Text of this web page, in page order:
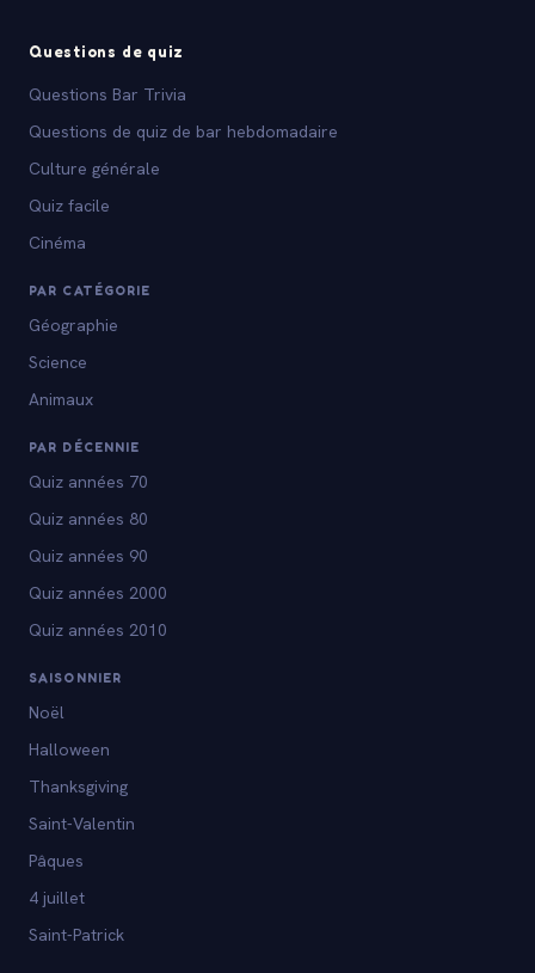
Questions de quiz
Questions Bar Trivia
Questions de quiz de bar hebdomadaire
Culture générale
Quiz facile
Cinéma
PAR CATÉGORIE
Géographie
Science
Animaux
PAR DÉCENNIE
Quiz années 70
Quiz années 80
Quiz années 90
Quiz années 2000
Quiz années 2010
SAISONNIER
Noël
Halloween
Thanksgiving
Saint-Valentin
Pâques
4 juillet
Saint-Patrick